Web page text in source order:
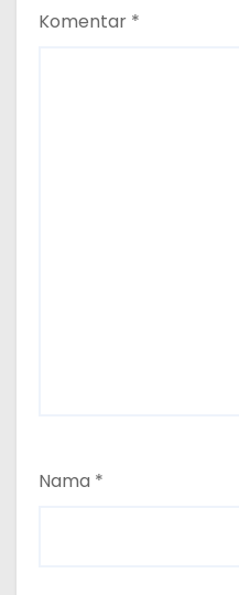
Komentar *
Nama *